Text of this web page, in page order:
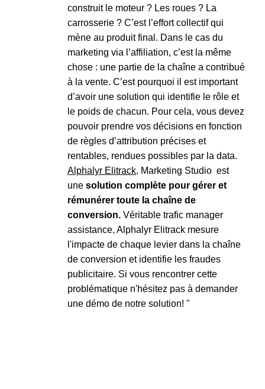
construit le moteur ? Les roues ? La
carrosserie ? C’est l’effort collectif qui
mène au produit final. Dans le cas du
marketing via l’affiliation, c’est la même
chose : une partie de la chaîne a contribué
à la vente. C’est pourquoi il est important
d’avoir une solution qui identifie le rôle et
le poids de chacun. Pour cela, vous devez
pouvoir prendre vos décisions en fonction
de règles d’attribution précises et
rentables, rendues possibles par la data.
Alphalyr Elitrack, Marketing Studio est
une solution complète pour gérer et
rémunérer toute la chaîne de
conversion. Véritable trafic manager
assistance, Alphalyr Elitrack mesure
l'impacte de chaque levier dans la chaîne
de conversion et identifie les fraudes
publicitaire. Si vous rencontrer cette
problématique n'hésitez pas à demander
une démo de notre solution! "